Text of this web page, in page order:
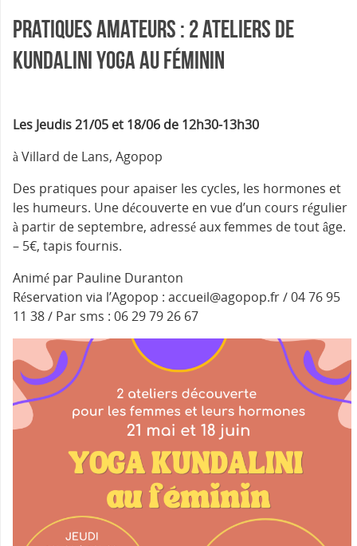
Pratiques amateurs : 2 ateliers de
Kundalini Yoga au féminin
Les Jeudis 21/05 et 18/06 de 12h30-13h30
à Villard de Lans, Agopop
Des pratiques pour apaiser les cycles, les hormones et
les humeurs. Une découverte en vue d’un cours régulier
à partir de septembre, adressé aux femmes de tout âge.
– 5€, tapis fournis.
Animé par Pauline Duranton
Réservation via l’Agopop : accueil@agopop.fr / 04 76 95
11 38 / Par sms : 06 29 79 26 67